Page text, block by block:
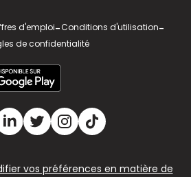
d'emploi-Conditions d'utilisation-
de confidentialité
vos préférences en matière de